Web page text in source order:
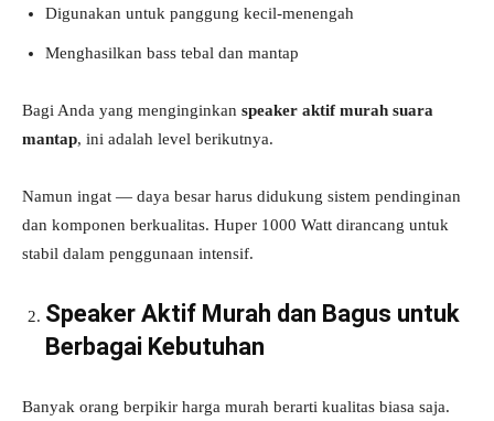
Digunakan untuk panggung kecil-menengah
Menghasilkan bass tebal dan mantap
Bagi Anda yang menginginkan speaker aktif murah suara
mantap, ini adalah level berikutnya.
Namun ingat — daya besar harus didukung sistem pendinginan
dan komponen berkualitas. Huper 1000 Watt dirancang untuk
stabil dalam penggunaan intensif.
Speaker Aktif Murah dan Bagus untuk
Berbagai Kebutuhan
Banyak orang berpikir harga murah berarti kualitas biasa saja.